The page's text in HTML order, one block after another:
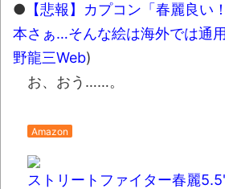
● 【悲報】カプコン「春麗良い
本さぁ…そんな絵は海外では通
野龍三Web)
お、おう……。
Amazon
ストリートファイター春麗